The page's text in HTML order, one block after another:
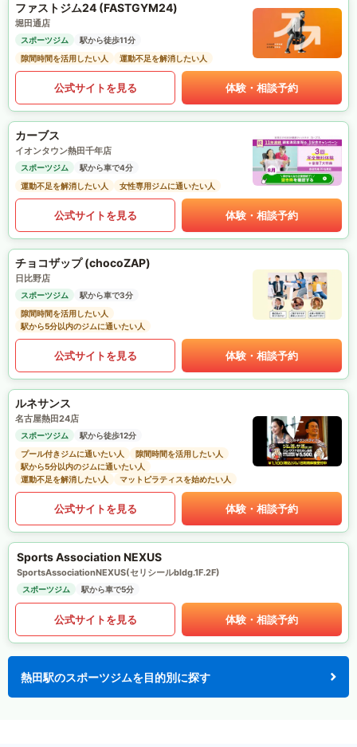
ファストジム24 (FASTGYM24)
堀田通店
スポーツジム
駅から徒歩11分
隙間時間を活用したい人
運動不足を解消したい人
公式サイトを見る 体験・相談予約
カーブス
イオンタウン熱田千年店
スポーツジム
駅から車で4分
運動不足を解消したい人
女性専用ジムに通いたい人
公式サイトを見る 体験・相談予約
チョコザップ (chocoZAP)
日比野店
スポーツジム
駅から車で3分
隙間時間を活用したい人
駅から5分以内のジムに通いたい人
公式サイトを見る 体験・相談予約
ルネサンス
名古屋熱田24店
スポーツジム
駅から徒歩12分
プール付きジムに通いたい人
隙間時間を活用したい人
駅から5分以内のジムに通いたい人
運動不足を解消したい人
マットピラティスを始めたい人
公式サイトを見る 体験・相談予約
Sports Association NEXUS
SportsAssociationNEXUS(セリシールbldg.1F.2F)
スポーツジム 駅から車で5分
公式サイトを見る 体験・相談予約
熱田駅のスポーツジムを目的別に探す